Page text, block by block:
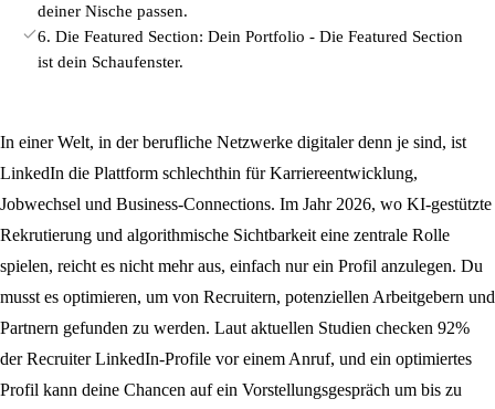
deiner Nische passen.
6. Die Featured Section: Dein Portfolio - Die Featured Section
ist dein Schaufenster.
In einer Welt, in der berufliche Netzwerke digitaler denn je sind, ist
LinkedIn die Plattform schlechthin für Karriereentwicklung,
Jobwechsel und Business-Connections. Im Jahr 2026, wo KI-gestützte
Rekrutierung und algorithmische Sichtbarkeit eine zentrale Rolle
spielen, reicht es nicht mehr aus, einfach nur ein Profil anzulegen. Du
musst es optimieren, um von Recruitern, potenziellen Arbeitgebern und
Partnern gefunden zu werden. Laut aktuellen Studien checken 92%
der Recruiter LinkedIn-Profile vor einem Anruf, und ein optimiertes
Profil kann deine Chancen auf ein Vorstellungsgespräch um bis zu